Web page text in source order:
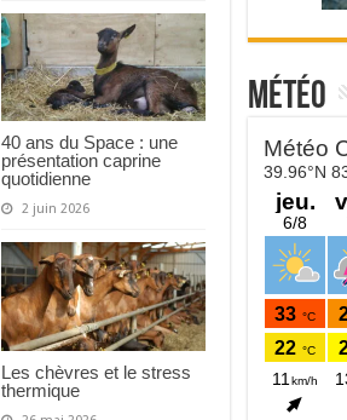
40 ans du Space : une
présentation caprine
quotidienne
2 juin 2026
Les chèvres et le stress
thermique
Météo